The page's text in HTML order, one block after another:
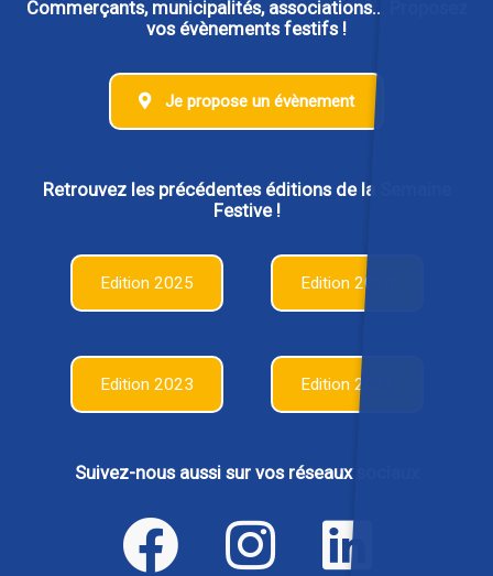
Commerçants, municipalités, associations... Proposez
vos évènements festifs !
Je propose un évènement
Retrouvez les précédentes éditions de la Semaine
Festive !
Edition 2025 Edition 2024
Edition 2023 Edition 2022
Suivez-nous aussi sur vos réseaux sociaux